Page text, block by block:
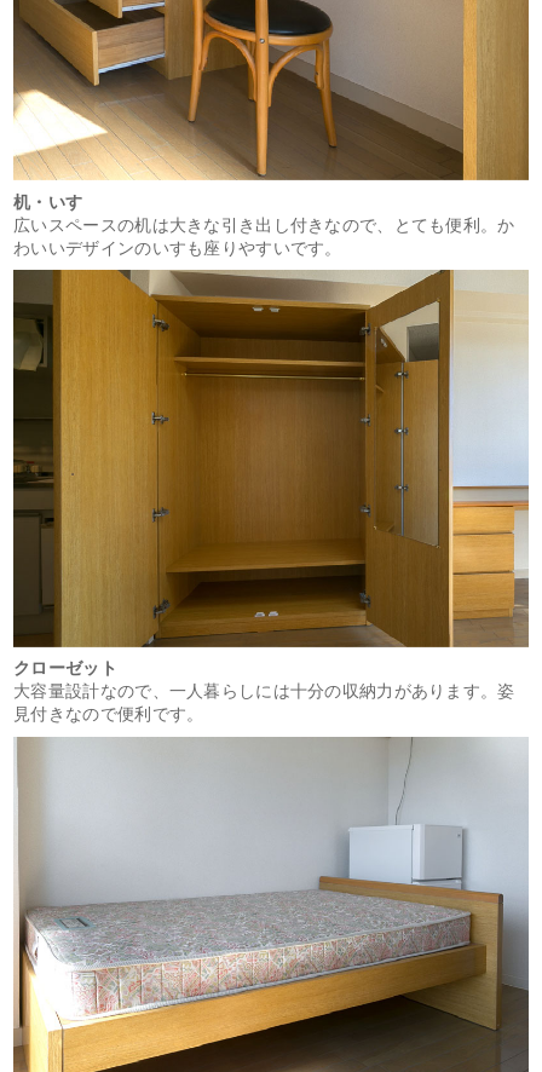
机・いす
広いスペースの机は大きな引き出し付きなので、とても便利。か
わいいデザインのいすも座りやすいです。
クローゼット
大容量設計なので、一人暮らしには十分の収納力があります。姿
見付きなので便利です。